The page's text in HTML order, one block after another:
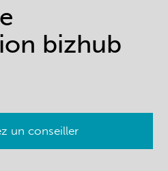
bizhub
un conseiller